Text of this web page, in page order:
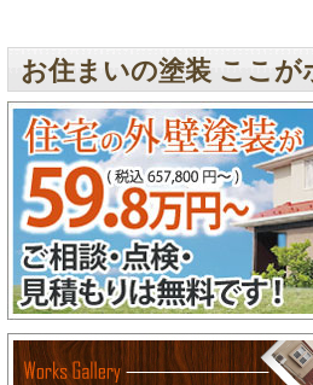
お住まいの塗装 ここが